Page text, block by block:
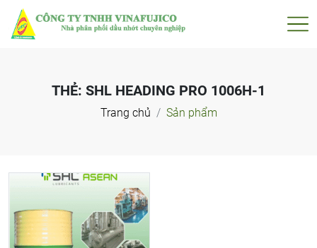
THẺ: SHL HEADING PRO 1006H-1
Trang chủ Sản phẩm